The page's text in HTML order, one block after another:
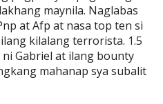
maynila. Naglabas
at Afp at nasa top ten si
kilalang terrorista. 1.5
Gabriel at ilang bounty
mahanap sya subalit